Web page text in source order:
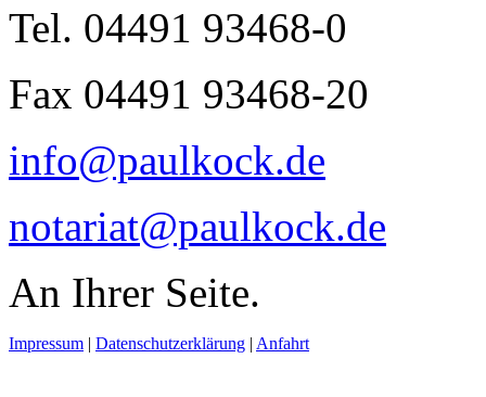
Tel. 04491 93468-0
Fax 04491 93468-20
info@paulkock.de
notariat@paulkock.de
An Ihrer Seite.
Impressum | Datenschutzerklärung | Anfahrt